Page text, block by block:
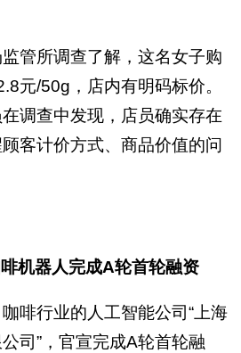
管所调查了解，这名女子购
元/50g，店内有明码标价。
调查中发现，店员确实存在
客计价方式、商品价值的问
机器人完成A轮首轮融资
啡行业的人工智能公司“上海
司”，官宣完成A轮首轮融